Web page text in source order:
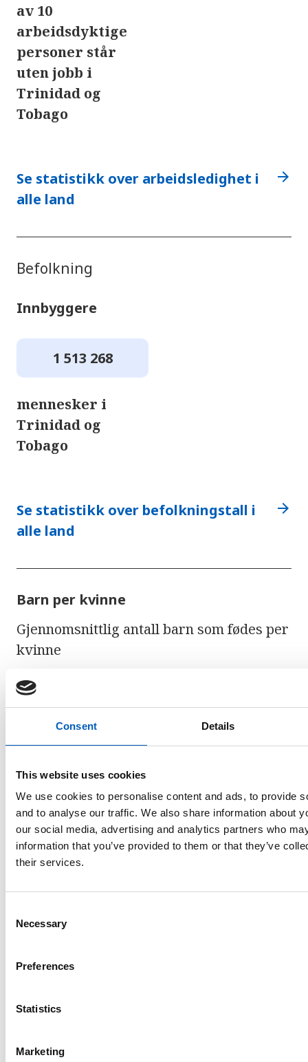
Consent Details
This website uses cookies
We use cookies to personalise content and ads, to provide
and to analyse our traffic. We also share information about
our social media, advertising and analytics partners who
information that you’ve provided to them or that they’ve
their services.
Necessary
Preferences
Statistics
Marketing
av 10
arbeidsdyktige
personer står
uten jobb i
Trinidad og
Tobago
Se statistikk over arbeidsledighet i
alle land
arrow_forward
Befolkning
Innbyggere
1 513 268
mennesker i
Trinidad og
Tobago
Se statistikk over befolkningstall i
alle land
arrow_forward
Barn per kvinne
Gjennomsnittlig antall barn som fødes per
kvinne
1,5
barn per kvinne i
Trinidad og
Se statistikk over fruktbarhet i alle